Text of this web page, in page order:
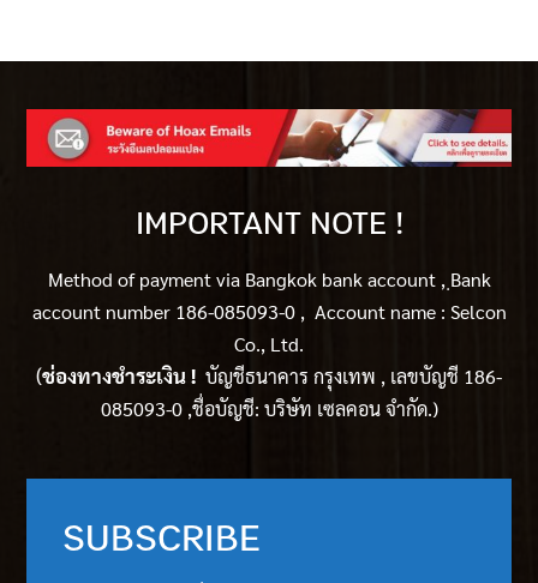
IMPORTANT NOTE !
Method of payment via Bangkok bank account , ฺBank
account number 186-085093-0 , Account name : Selcon
Co., Ltd.
(ช่องทางชำระเงิน ! บัญชีธนาคาร กรุงเทพ , เลขบัญชี 186-
085093-0 ,ชื่อบัญชี: บริษัท เซลคอน จำกัด.)
SUBSCRIBE